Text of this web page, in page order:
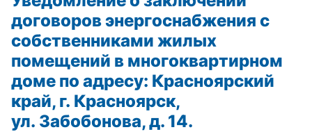
договоров энергоснабжения с
собственниками жилых
помещений в многоквартирном
доме по адресу: Красноярский
край, г. Красноярск,
ул. Забобонова, д. 14.